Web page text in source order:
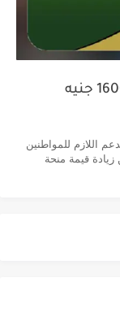
وزارة التموين تعلن عن دعم إضافي 1600 جنيه
اللازم للمواطنين
قيمة منحة